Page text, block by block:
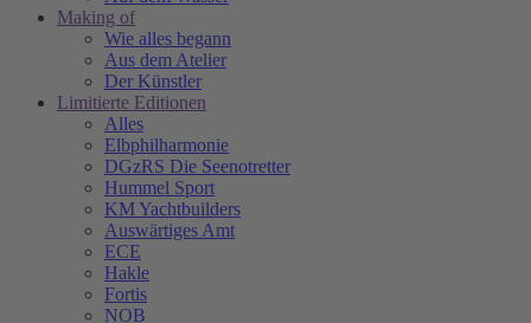
Making of
Wie alles begann
Aus dem Atelier
Der Künstler
Limitierte Editionen
Alles
Elbphilharmonie
DGzRS Die Seenotretter
Hummel Sport
KM Yachtbuilders
Auswärtiges Amt
ECE
Hakle
Fortis
NOB